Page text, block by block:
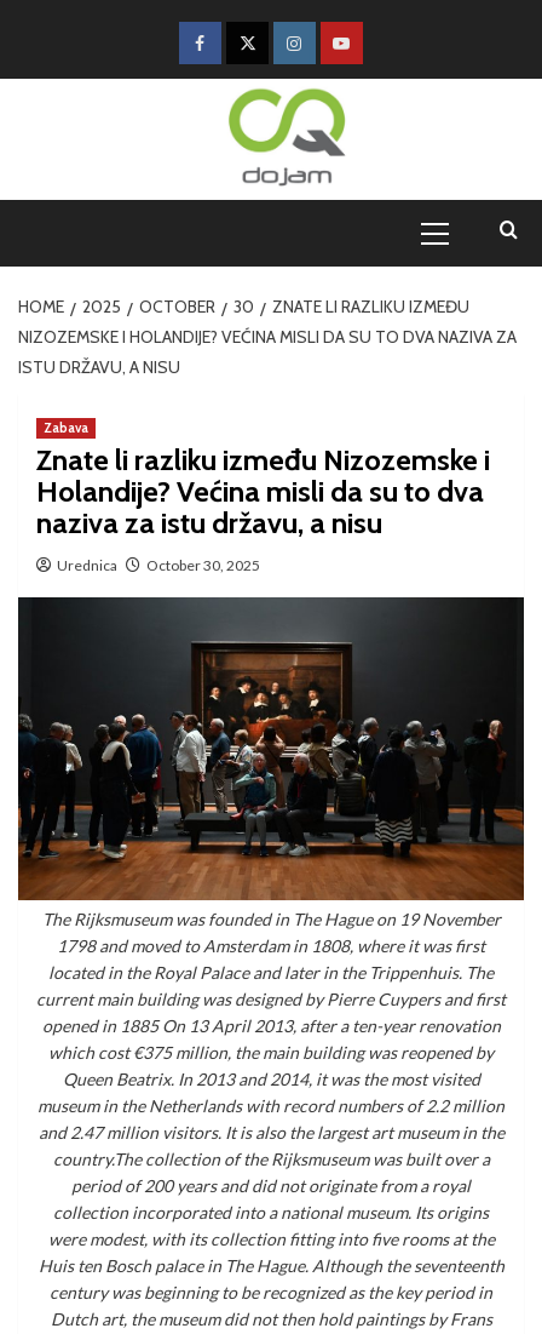
HOME 2025 OCTOBER 30
ZNATE LI RAZLIKU IZMEĐU
NIZOZEMSKE I HOLANDIJE? VEĆINA MISLI DA SU TO DVA NAZIVA ZA
ISTU DRŽAVU, A NISU
Zabava
Znate li razliku između Nizozemske i
Holandije? Većina misli da su to dva
naziva za istu državu, a nisu
Urednica October 30, 2025
The Rijksmuseum was founded in The Hague on 19 November
1798 and moved to Amsterdam in 1808, where it was first
located in the Royal Palace and later in the Trippenhuis. The
current main building was designed by Pierre Cuypers and first
opened in 1885 On 13 April 2013, after a ten-year renovation
which cost €375 million, the main building was reopened by
Queen Beatrix. In 2013 and 2014, it was the most visited
museum in the Netherlands with record numbers of 2.2 million
and 2.47 million visitors. It is also the largest art museum in the
country.The collection of the Rijksmuseum was built over a
period of 200 years and did not originate from a royal
collection incorporated into a national museum. Its origins
were modest, with its collection fitting into five rooms at the
Huis ten Bosch palace in The Hague. Although the seventeenth
century was beginning to be recognized as the key period in
Dutch art, the museum did not then hold paintings by Frans